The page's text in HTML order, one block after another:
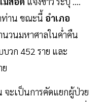
ท่าน ขณะนี้ อำเภอ
นวนมหาศาลในค่ำคืน
บวก 452 ราย และ
จะเป็นการคัดแยกผู้ป่วย